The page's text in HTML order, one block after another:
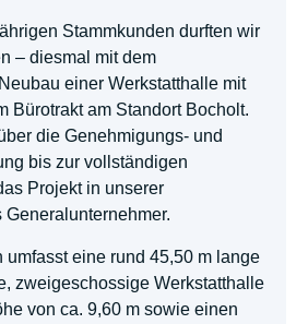
Stammkunden durften wir
– diesmal mit dem
einer Werkstatthalle mit
Bürotrakt am Standort Bocholt.
die Genehmigungs- und
bis zur vollständigen
Projekt in unserer
umfasst eine rund 45,50 m lange
zweigeschossige Werkstatthalle
von ca. 9,60 m sowie einen